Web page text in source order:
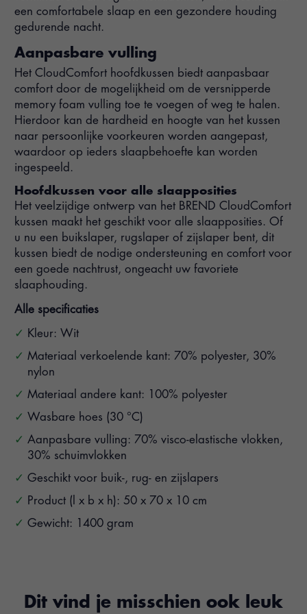
een comfortabele slaap en een gezondere houding
gedurende nacht.
Aanpasbare vulling
Het CloudComfort hoofdkussen biedt aanpasbaar
comfort door de mogelijkheid om de versnipperde
memory foam vulling toe te voegen of weg te halen.
Hierdoor kan de hardheid en hoogte van het kussen
naar persoonlijke voorkeuren worden aangepast,
waardoor op ieders slaapbehoefte kan worden
ingespeeld.
Hoofdkussen voor alle slaapposities
Het veelzijdige ontwerp van het BREND CloudComfort
kussen maakt het geschikt voor alle slaapposities. Of
u nu een buikslaper, rugslaper of zijslaper bent, dit
kussen biedt de nodige ondersteuning en comfort voor
een goede nachtrust, ongeacht uw favoriete
slaaphouding.
Alle specificaties
Kleur: Wit
Materiaal verkoelende kant: 70% polyester, 30%
nylon
Materiaal andere kant: 100% polyester
Wasbare hoes (30 °C)
Aanpasbare vulling: 70% visco-elastische vlokken,
30% schuimvlokken
Geschikt voor buik-, rug- en zijslapers
Product (l x b x h): 50 x 70 x 10 cm
Gewicht: 1400 gram
Dit vind je misschien ook leuk